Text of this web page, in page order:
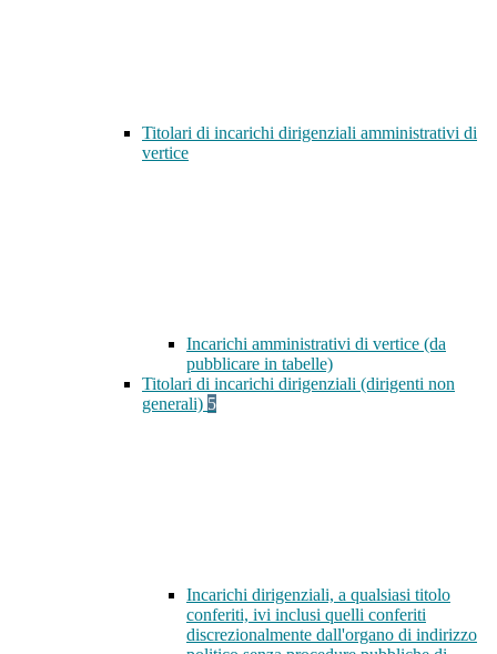
Titolari di incarichi dirigenziali amministrativi di
vertice
Incarichi amministrativi di vertice (da
pubblicare in tabelle)
Titolari di incarichi dirigenziali (dirigenti non
generali) 5
Incarichi dirigenziali, a qualsiasi titolo
conferiti, ivi inclusi quelli conferiti
discrezionalmente dall'organo di indirizzo